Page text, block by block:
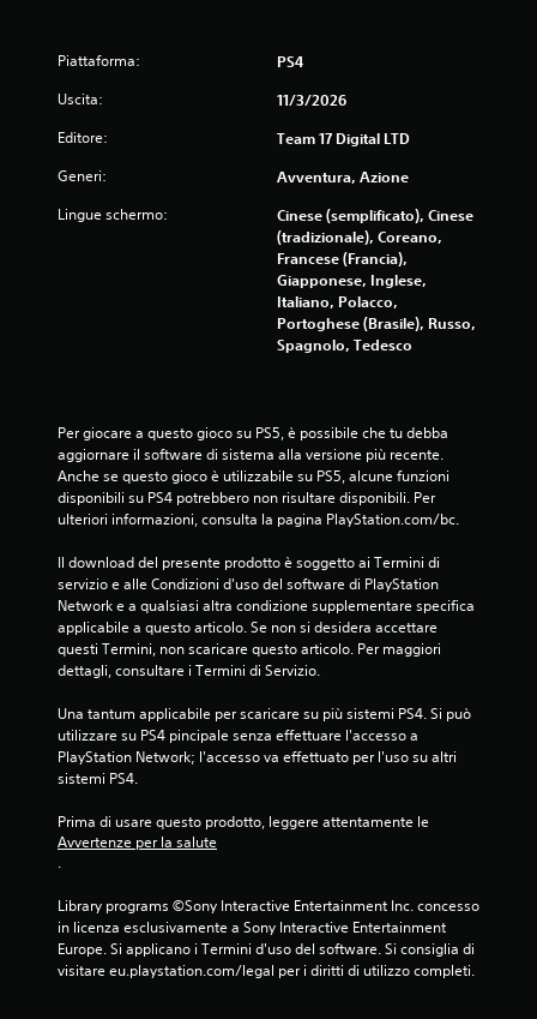
Piattaforma: PS4
Uscita: 11/3/2026
Editore: Team 17 Digital LTD
Generi: Avventura, Azione
Lingue schermo:
Cinese (semplificato), Cinese
(tradizionale), Coreano,
Francese (Francia),
Giapponese, Inglese,
Italiano, Polacco,
Portoghese (Brasile), Russo,
Spagnolo, Tedesco
Per giocare a questo gioco su PS5, è possibile che tu debba
aggiornare il software di sistema alla versione più recente.
Anche se questo gioco è utilizzabile su PS5, alcune funzioni
disponibili su PS4 potrebbero non risultare disponibili. Per
ulteriori informazioni, consulta la pagina PlayStation.com/bc.
Il download del presente prodotto è soggetto ai Termini di
servizio e alle Condizioni d'uso del software di PlayStation
Network e a qualsiasi altra condizione supplementare specifica
applicabile a questo articolo. Se non si desidera accettare
questi Termini, non scaricare questo articolo. Per maggiori
dettagli, consultare i Termini di Servizio.
Una tantum applicabile per scaricare su più sistemi PS4. Si può
utilizzare su PS4 pincipale senza effettuare l'accesso a
PlayStation Network; l'accesso va effettuato per l'uso su altri
sistemi PS4.
Prima di usare questo prodotto, leggere attentamente le
Avvertenze per la salute
.
Library programs ©Sony Interactive Entertainment Inc. concesso
in licenza esclusivamente a Sony Interactive Entertainment
Europe. Si applicano i Termini d'uso del software. Si consiglia di
visitare eu.playstation.com/legal per i diritti di utilizzo completi.